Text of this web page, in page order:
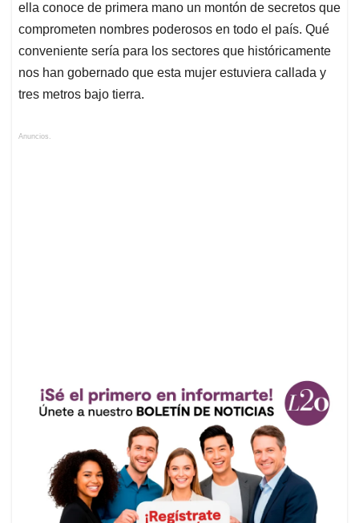
ella conoce de primera mano un montón de secretos que
comprometen nombres poderosos en todo el país. Qué
conveniente sería para los sectores que históricamente
nos han gobernado que esta mujer estuviera callada y
tres metros bajo tierra.
Anuncios.